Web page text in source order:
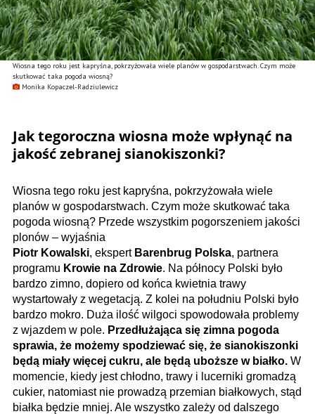
Wiosna tego roku jest kapryśna, pokrzyżowała wiele planów w gospodarstwach. Czym może
skutkować taka pogoda wiosną?
Monika Kopaczel-Radziulewicz
Jak tegoroczna wiosna może wpłynąć na
jakość zebranej sianokiszonki?
Wiosna tego roku jest kapryśna, pokrzyżowała wiele
planów w gospodarstwach. Czym może skutkować taka
pogoda wiosną? Przede wszystkim pogorszeniem jakości
plonów – wyjaśnia
Piotr Kowalski, ekspert Barenbrug Polska, partnera
programu Krowie na Zdrowie. Na północy Polski było
bardzo zimno, dopiero od końca kwietnia trawy
wystartowały z wegetacją. Z kolei na południu Polski było
bardzo mokro. Duża ilość wilgoci spowodowała problemy
z wjazdem w pole. Przedłużająca się zimna pogoda
sprawia, że możemy spodziewać się, że sianokiszonki
będą miały więcej cukru, ale będą uboższe w białko. W
momencie, kiedy jest chłodno, trawy i lucerniki gromadzą
cukier, natomiast nie prowadzą przemian białkowych, stąd
białka będzie mniej. Ale wszystko zależy od dalszego